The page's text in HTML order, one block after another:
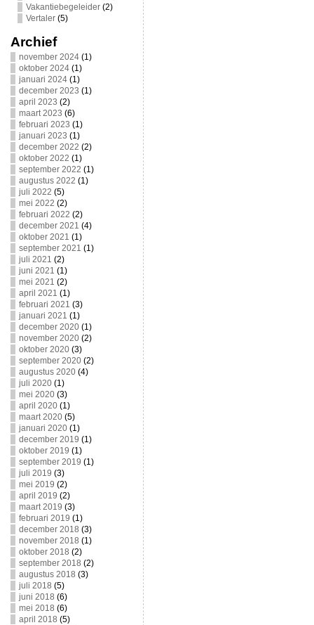
Vakantiebegeleider(2)
Vertaler(5)
Archief
november 2024(1)
oktober 2024(1)
januari 2024(1)
december 2023 (1)
april 2023 (2)
maart 2023 (6)
februari 2023 (1)
januari 2023 (1)
december 2022 (2)
oktober 2022 (1)
september 2022 (1)
augustus 2022 (1)
juli 2022 (5)
mei 2022 (2)
februari 2022 (2)
december 2021 (4)
oktober 2021 (1)
september 2021 (1)
juli 2021 (2)
juni 2021 (1)
mei 2021 (2)
april 2021 (1)
februari 2021 (3)
januari 2021 (1)
december 2020(1)
november 2020(2)
oktober 2020(3)
september 2020(2)
augustus 2020(4)
juli 2020(1)
mei 2020(3)
april 2020(1)
maart 2020(5)
januari 2020(1)
december 2019 (1)
oktober 2019 (1)
september 2019 (1)
juli 2019 (3)
mei 2019 (2)
april 2019 (2)
maart 2019 (3)
februari 2019 (1)
december 2018 (3)
november 2018 (1)
oktober 2018 (2)
september 2018 (2)
augustus 2018 (3)
juli 2018 (5)
juni 2018 (6)
mei 2018 (6)
april 2018 (5)